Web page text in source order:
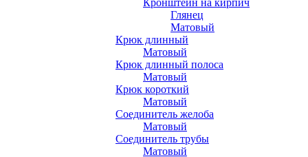
Кронштейн на кирпич
Глянец
Матовый
Крюк длинный
Матовый
Крюк длинный полоса
Матовый
Крюк короткий
Матовый
Соединитель желоба
Матовый
Соединитель трубы
Матовый